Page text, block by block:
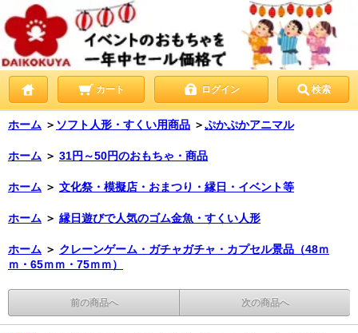
カート ログイン 検索
ホーム ＞ ソフト人形・すくい用商品 ＞ぷかぷかアニマル
ホーム ＞ 31円～50円のおもちゃ・商品
ホーム ＞ 文化祭・模擬店・おまつり・縁日・イベント等
ホーム ＞ 縁日遊びで人気のゴム金魚・すくい人形
ホーム ＞ クレーンゲーム・ガチャガチャ・カプセル景品（48ｍ
ｍ・65ｍｍ・75ｍｍ）
前の商品へ 次の商品へ